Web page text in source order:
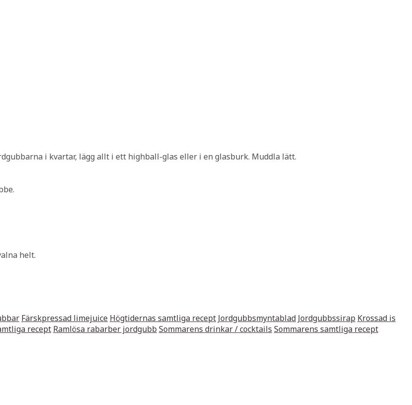
i kvartar, lägg allt i ett highball-glas eller i en glasburk. Muddla lätt.
helt.
Färskpressad limejuice Högtidernas samtliga recept Jordgubbsmyntablad Jordgubbssirap Krossad is
recept Ramlösa rabarber jordgubb Sommarens drinkar / cocktails Sommarens samtliga recept